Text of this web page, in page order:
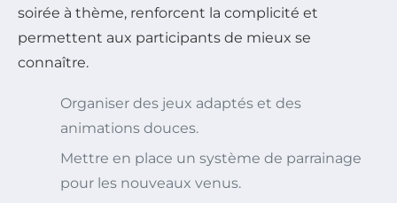
soirée à thème, renforcent la complicité et
permettent aux participants de mieux se
connaître.
Organiser des jeux adaptés et des
animations douces.
Mettre en place un système de parrainage
pour les nouveaux venus.